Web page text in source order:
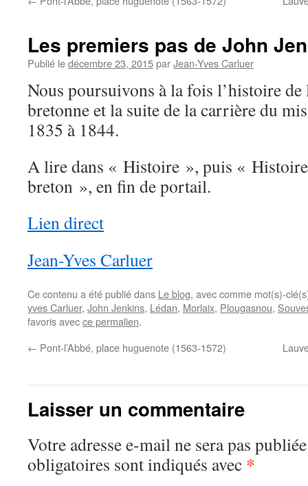
Les premiers pas de John
Publié ledécembre 23, 2015parJean-Yves Carluer
Nous poursuivons à la fois l’histoire
bretonne et la suite de la carrière du
1835 à 1844.
A lire dans « Histoire », puis «
breton », en fin de portail.
Lien direct
Jean-Yves Carluer
Ce contenu a été publié dans Le blog, avec comme mot(s)-
yves Carluer, John Jenkins, Lédan, Morlaix, Plougasnou,
favoris avecce permalien.
← Pont-l’Abbé, place huguenote (1563-1572)
Laisser un commentaire
Votre adresse e-mail ne sera pas
obligatoires sont indiqués avec *